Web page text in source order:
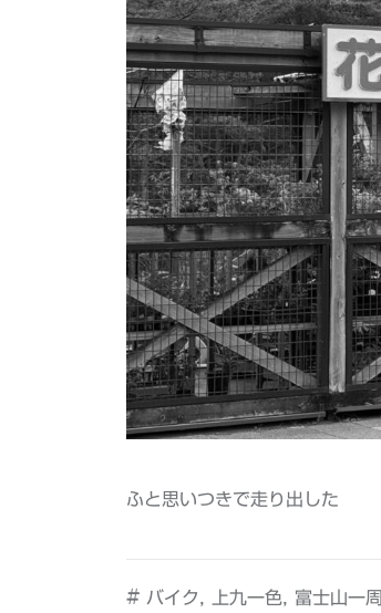
ふと思いつきで走り出した
# バイク 上九一色 富士山一周